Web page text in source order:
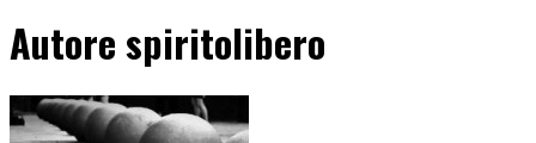
Autorespiritolibero